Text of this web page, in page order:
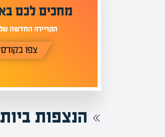
מחכים לכם באפיק אקדמי
שלך מעבר לפינה!
מחכים
הנצפות